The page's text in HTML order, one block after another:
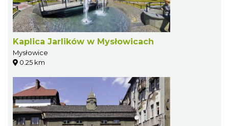
Kaplica Jarlików w Mysłowicach
Mysłowice
0.25 km